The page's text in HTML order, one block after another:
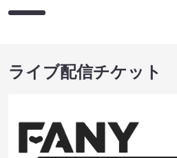
ライブ配信チケット